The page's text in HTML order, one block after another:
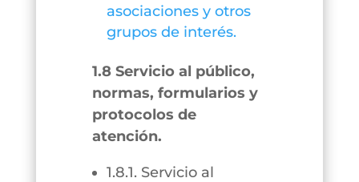
asociaciones y otros
grupos de interés.
1.8 Servicio al público,
normas, formularios y
protocolos de
atención.
1.8.1. Servicio al